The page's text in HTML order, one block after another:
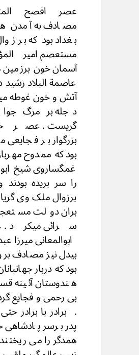
عصر افصح
مصادف به آمدن
بغداد بود که بر
مستعصم امیر
آسمان خون برزمین
عاصمة البلاد
آتش و خون غوطه
دجله بر مرگ
گریست . عصر
بزرگوار بر
بود که ممدوح
غمگساروی شیخ
را سر بریده
برزوال ملک وی
بران دولت
سرائی
ابوالمعانی میرزا
بیدل نیز مصادف
بود که دربار
هندوستان آئینه
بی رحمی و فجایع
. برادر با برادر
پدر برسر
همدگر را می